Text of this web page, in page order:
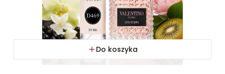
Do koszyka